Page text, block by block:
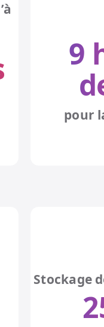
9
pour
Stockage